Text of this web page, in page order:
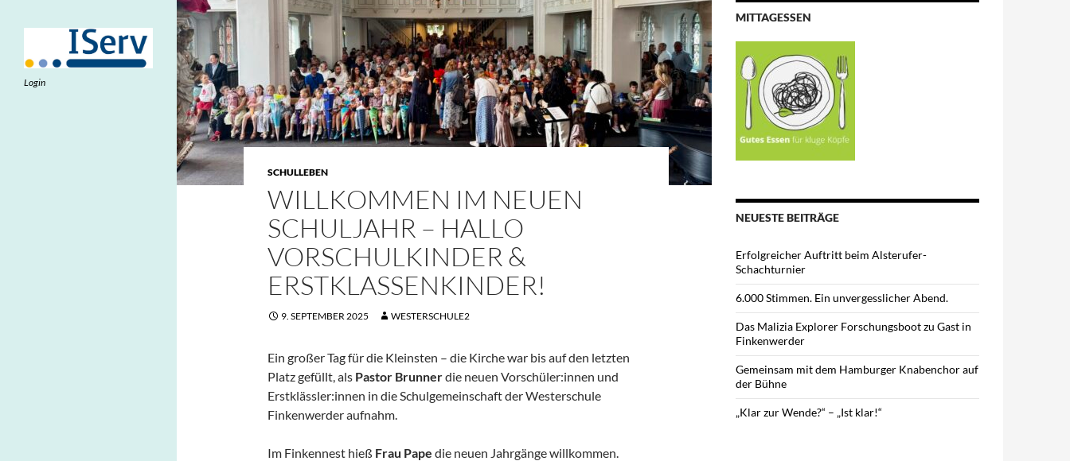
SCHULLEBEN
WILLKOMMEN IM NEUEN
SCHULJAHR – HALLO
VORSCHULKINDER &
ERSTKLASSENKINDER!
9. SEPTEMBER 2025 WESTERSCHULE2
Ein großer Tag für die Kleinsten – die Kirche war bis auf den letzten
Platz gefüllt, als Pastor Brunnerdie neuen Vorschüler:innen und
Erstklässler:innen in die Schulgemeinschaft der Westerschule
Finkenwerder aufnahm.
Im Finkennest hieß Frau Pape die neuen Jahrgänge willkommen.
MITTAGESSEN
NEUESTE BEITRÄGE
Erfolgreicher Auftritt beim Alsterufer-
Schachturnier
6.000 Stimmen. Ein unvergesslicher Abend.
Das Malizia Explorer Forschungsboot zu Gast in
Finkenwerder
Gemeinsam mit dem Hamburger Knabenchor auf
der Bühne
„Klar zur Wende?“ – „Ist klar!“
Login